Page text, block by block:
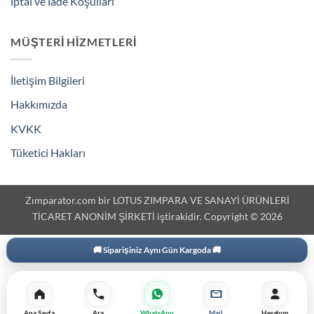
MÜŞTERI HIZMETLERI
İletişim Bilgileri
Hakkımızda
KVKK
Tüketici Hakları
Zımparator.com bir LOTUS ZIMPARA VE SANAYİ ÜRÜNLERİ
TİCARET ANONİM ŞİRKETİ iştirakidir. Copyright © 2026
🚚 Siparişiniz Aynı Gün Kargoda 🚚